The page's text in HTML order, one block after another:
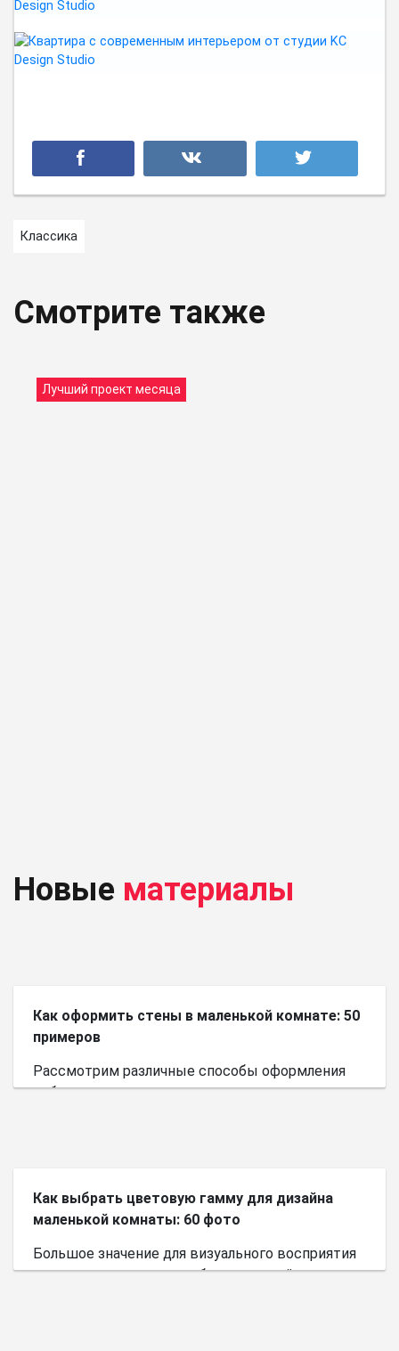
Классика
Смотрите также
Лучший проект месяца
Новые материалы
Как оформить стены в маленькой комнате: 50
примеров
Рассмотрим различные способы оформления
небольшого пространства.
Как выбрать цветовую гамму для дизайна
маленькой комнаты: 60 фото
Большое значение для визуального восприятия
пространства имеет выбор цветовой палитры.